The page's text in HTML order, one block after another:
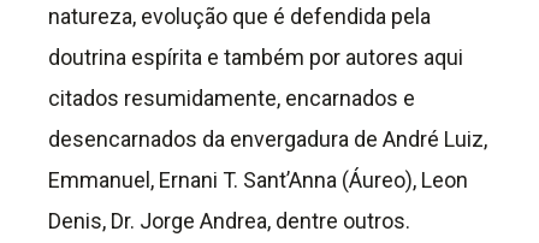
natureza, evolução que é defendida pela
doutrina espírita e também por autores aqui
citados resumidamente, encarnados e
desencarnados da envergadura de André Luiz,
Emmanuel, Ernani T. Sant’Anna (Áureo), Leon
Denis, Dr. Jorge Andrea, dentre outros.